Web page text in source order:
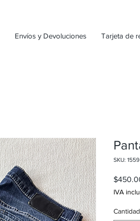
Envíos y Devoluciones Tarjeta de
SKU: 1559
IVA
Cantidad